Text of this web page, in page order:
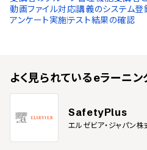
動画ファイル対応講義のシステム登
アンケート実施テスト結果の確認
よく見られているeラーニン
SafetyPlus
エルゼビア・ジャパン